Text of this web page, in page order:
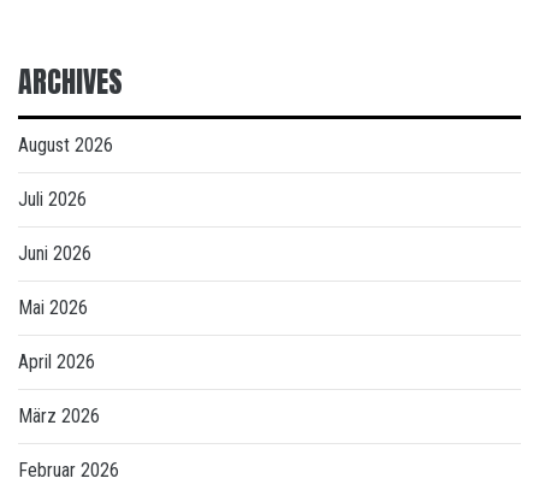
ARCHIVES
August 2026
Juli 2026
Juni 2026
Mai 2026
April 2026
März 2026
Februar 2026